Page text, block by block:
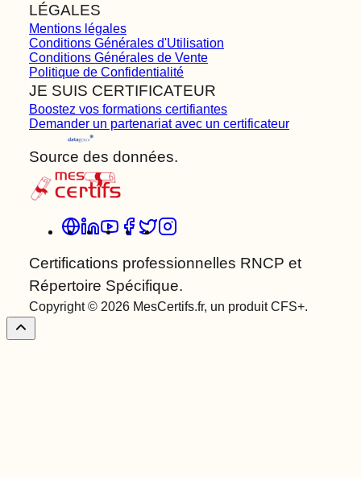
LÉGALES
Mentions légales
Conditions Générales d'Utilisation
Conditions Générales de Vente
Politique de Confidentialité
JE SUIS CERTIFICATEUR
Boostez vos formations certifiantes
Demander un partenariat avec un certificateur
Source des données.
Certifications professionnelles RNCP et
Répertoire Spécifique.
Copyright © 2026 MesCertifs.fr, un produit CFS+.